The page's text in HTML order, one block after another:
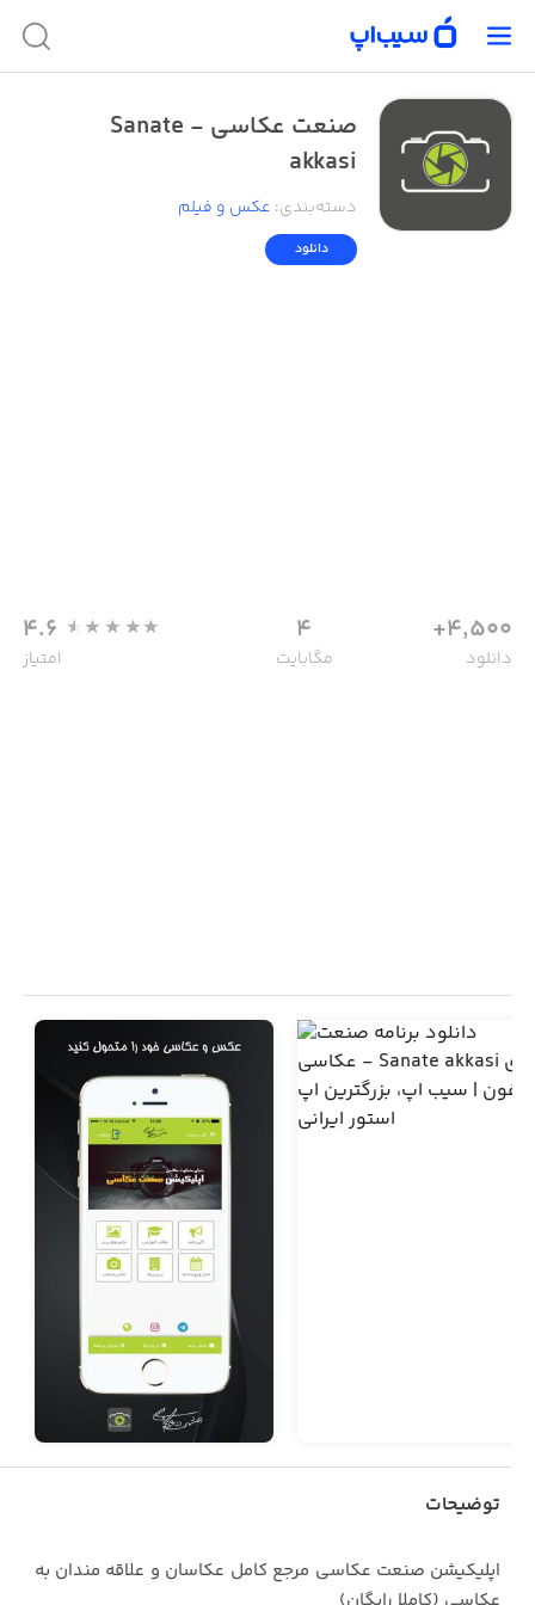
صنعت عکاسی - Sanate
akkasi
دسته‌بندی: عکس و فیلم
دانلود
4,500+
دانلود
4
مگابایت
4.6
امتیاز
توضیحات
اپلیکیشن صنعت عکاسی مرجع کامل عکاسان و علاقه مندان به